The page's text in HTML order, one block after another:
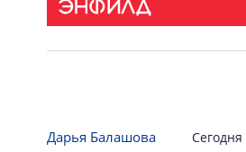
Дарья Балашова